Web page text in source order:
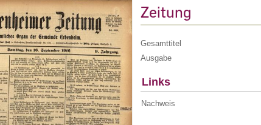
Zeitung
Gesamttitel
Ausgabe
Links
Nachweis